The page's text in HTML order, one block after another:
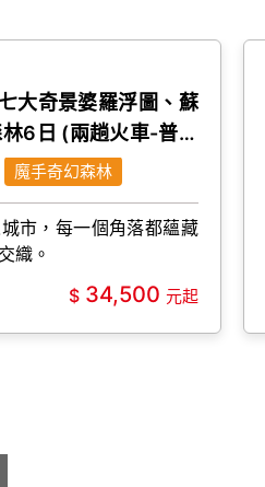
大奇景婆羅浮圖、蘇
6日 (兩趟火車-普通
魔手奇幻森林
市，每一個角落都蘊藏
織。
34,500